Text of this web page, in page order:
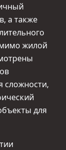
а также
жилой
сложности,
для